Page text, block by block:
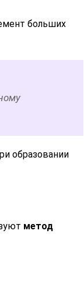
больших
образовании
метод